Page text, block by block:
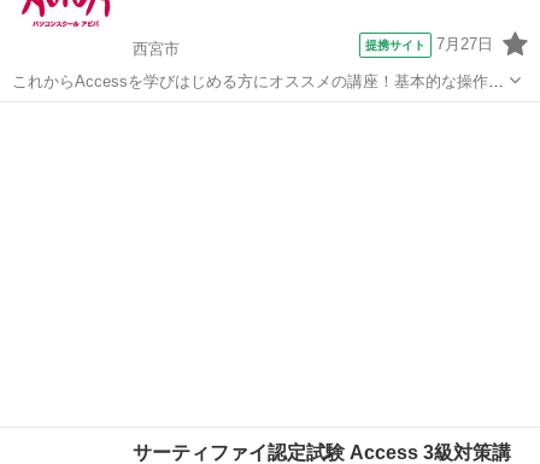
西宮市 提携サイト 7月27日
これからAccessを学びはじめる方にオススメの講座！基本的な操作か
らリレーションシップなど、データベース管理ソフトであるAccessの
サーティファイ認定試験 Access 3級対策講